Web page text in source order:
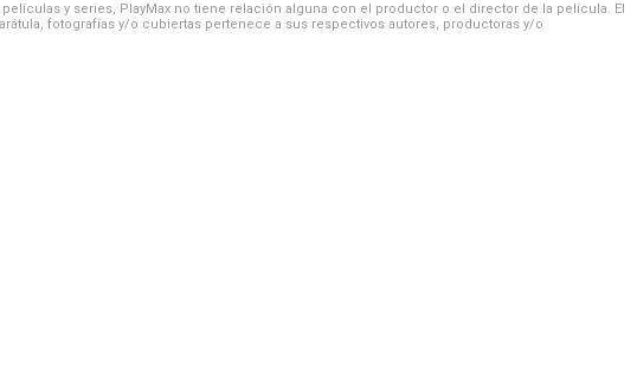
y series, PlayMax no tiene relación alguna con el productor o el director de la película. El
fotografías y/o cubiertas pertenece a sus respectivos autores, productoras y/o